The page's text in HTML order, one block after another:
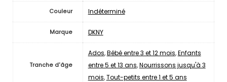
Couleur Indéterminé
Marque DKNY
Tranche d'âge
Ados,Bébé entre 3 et 12 mois,Enfants
entre 5 et 13 ans,Nourrissons jusqu'à 3
mois,Tout-petits entre 1 et 5 ans